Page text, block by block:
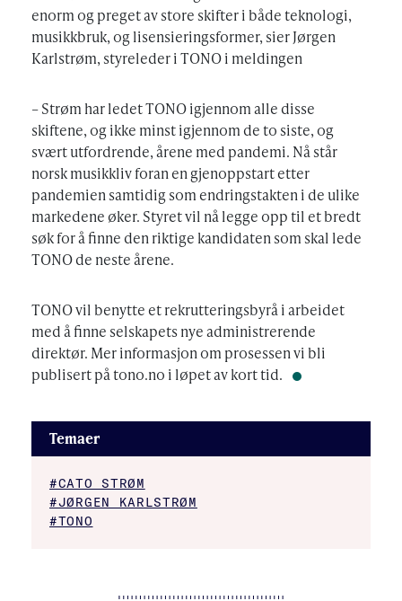
enorm og preget av store skifter i både teknologi,
musikkbruk, og lisensieringsformer, sier Jørgen
Karlstrøm, styreleder i TONO i meldingen
– Strøm har ledet TONO igjennom alle disse
skiftene, og ikke minst igjennom de to siste, og
svært utfordrende, årene med pandemi. Nå står
norsk musikkliv foran en gjenoppstart etter
pandemien samtidig som endringstakten i de ulike
markedene øker. Styret vil nå legge opp til et bredt
søk for å finne den riktige kandidaten som skal lede
TONO de neste årene.
TONO vil benytte et rekrutteringsbyrå i arbeidet
med å finne selskapets nye administrerende
direktør. Mer informasjon om prosessen vi bli
publisert på tono.no i løpet av kort tid.
Temaer
#CATO STRØM
#JØRGEN KARLSTRØM
#TONO